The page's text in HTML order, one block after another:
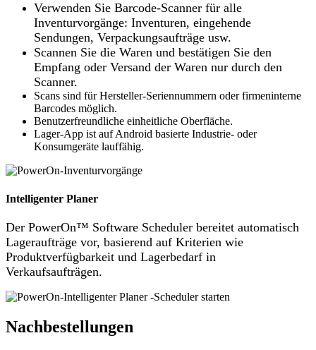
Verwenden Sie Barcode-Scanner für alle
Inventurvorgänge: Inventuren, eingehende
Sendungen, Verpackungsaufträge usw.
Scannen Sie die Waren und bestätigen Sie den
Empfang oder Versand der Waren nur durch den
Scanner.
Scans sind für Hersteller-Seriennummern oder firmeninterne
Barcodes möglich.
Benutzerfreundliche einheitliche Oberfläche.
Lager-App ist auf Android basierte Industrie- oder
Konsumgeräte lauffähig.
Intelligenter Planer
Der PowerOn™ Software Scheduler bereitet automatisch
Lageraufträge vor, basierend auf Kriterien wie
Produktverfügbarkeit und Lagerbedarf in
Verkaufsaufträgen.
Nachbestellungen